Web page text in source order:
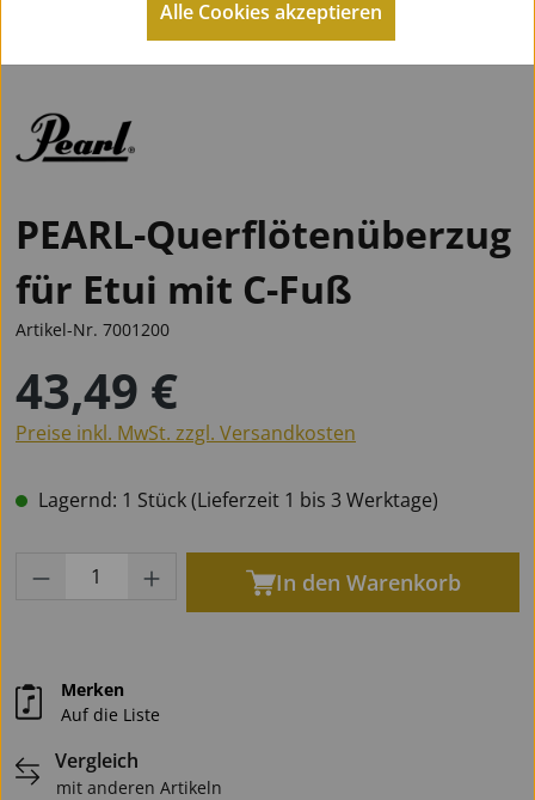
Koffer / Gigbags für Querflöten
PEARL-Querflötenüberzug
für Etui mit C-Fuß
Artikel-Nr. 7001200
Regulärer Preis:
43,49 €
Preise inkl. MwSt. zzgl. Versandkosten
Lagernd: 1 Stück (Lieferzeit 1 bis 3 Werktage)
Produkt Anzahl: Gib den gewünschten
In den Warenkorb
Merken
Auf die Liste
Vergleich
mit anderen Artikeln
Alle Cookies akzeptieren